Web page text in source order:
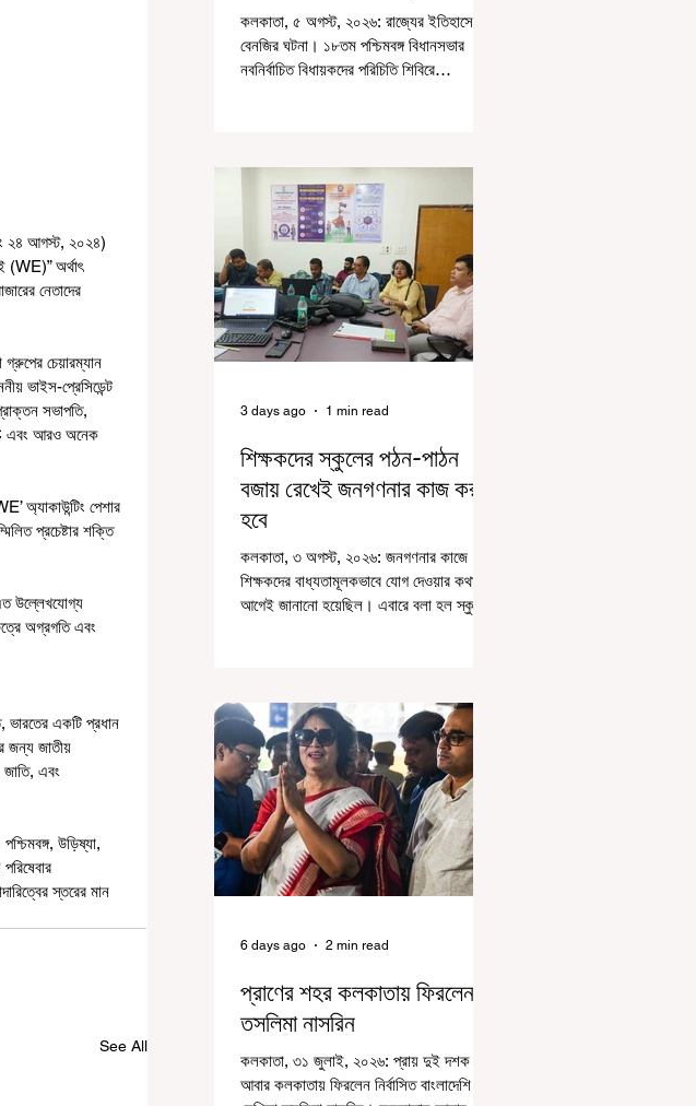
২৪ আগস্ট, ২০২৪)
(WE)” অর্থাৎ
নেতাদের
চেয়ারম্যান
ভাইস-প্রেসিডেন্ট
সভাপতি,
এবং আরও অনেক
অ্যাকাউন্টিং পেশার
প্রচেষ্টার শক্তি
উল্লেখযোগ্য
অগ্রগতি এবং
ভারতের একটি প্রধান
জন্য জাতীয়
জাতি, এবং
উড়িষ্যা,
স্তরের মান
See All
কলকাতা, ৫ অগস্ট, ২০২৬: রাজ্যের ইতিহাসে
বেনজির ঘটনা। ১৮তম পশ্চিমবঙ্গ বিধানসভার
নবনির্বাচিত বিধায়কদের পরিচিতি শিবিরে
তাঁর পদচ্যুতির লিখিত নির্দেশনামা জারি করা হয়।
বিধানসভার ইতিহাসে, কোনও পদে থাকা মার্শালকে
সাসপেন্ড করার ঘটনা রাজ্যে এই প্রথম।
বিধানসভার নবনির্বাচিত বিধায়কদের নিয়ে আয়োজিত
উচ্চপর্যায়ের ওরিয়েন্টেশন বা পরিচিতি শিবিরে দায়িত্ব
পালনের ক্ষেত্রে একা
শিক্ষকদের স্কুলের পঠন-পাঠন
বজায় রেখেই জনগণনার কাজ করতে
হবে
কলকাতা, ৩ অগস্ট, ২০২৬: জনগণনার কাজে
শিক্ষকদের বাধ্যতামূলকভাবে যোগ দেওয়ার কথা
আগেই জানানো হয়েছিল। এবারে বলা হল স্কুলের
জনগণনার কাজ করতে হবে, যাতে স্কুলের সাধারণ
কাজকর্ম বা পঠনপাঠন ব্যাহত না হয়। স্কুল বা
ক্লাসের সময়ের পরে অথবা সপ্তাহান্তে তাঁদের
জনগণনার কাজ করতে হবে বলে রাজ্যের স্কুলশিক্ষা
দফতরের তরফে জানানো হয়েছে। অর্থাৎ অন-ডিউটি
পাচ্ছেন শিক্ষকরা।
3 days ago 1 min read
প্রাণের শহর কলকাতায় ফিরলেন
তসলিমা নাসরিন
কলকাতা, ৩১ জুলাই, ২০২৬: প্রায় দুই দশক পর
আবার কলকাতায় ফিরলেন নির্বাসিত বাংলাদেশি
6 days ago 2 min read